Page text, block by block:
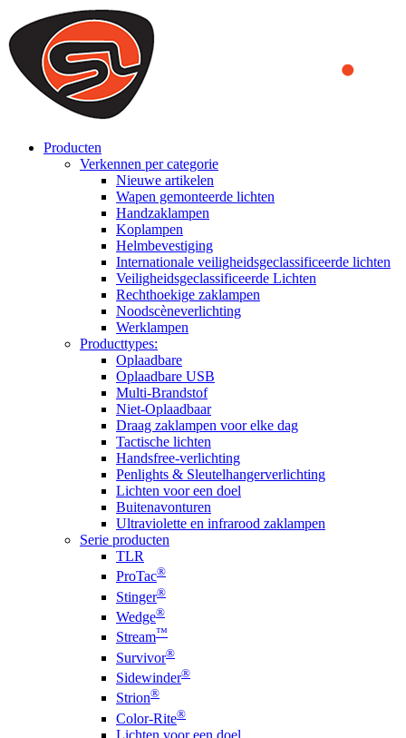
We use cookies to ensure that we provide you the best experience
on our website. By continuing to browse this website, you accept
that cookies are used to help us analyze how the website is used and
to offer you a better experience. To learn more or to find out how
you can disable cookies, you can access our
Producten
Verkennen per categorie
Nieuwe artikelen
Wapen gemonteerde lichten
Handzaklampen
Koplampen
Helmbevestiging
Internationale veiligheidsgeclassificeerde lichten
Veiligheidsgeclassificeerde Lichten
Rechthoekige zaklampen
Noodscèneverlichting
Werklampen
Producttypes:
Oplaadbare
Oplaadbare USB
Multi-Brandstof
Niet-Oplaadbaar
Draag zaklampen voor elke dag
Tactische lichten
Handsfree-verlichting
Penlights & Sleutelhangerverlichting
Lichten voor een doel
Buitenavonturen
Ultraviolette en infrarood zaklampen
Serie producten
TLR
ProTac®
Stinger®
Wedge®
Stream™
Survivor®
Sidewinder®
Strion®
Color-Rite®
Lichten voor een doel